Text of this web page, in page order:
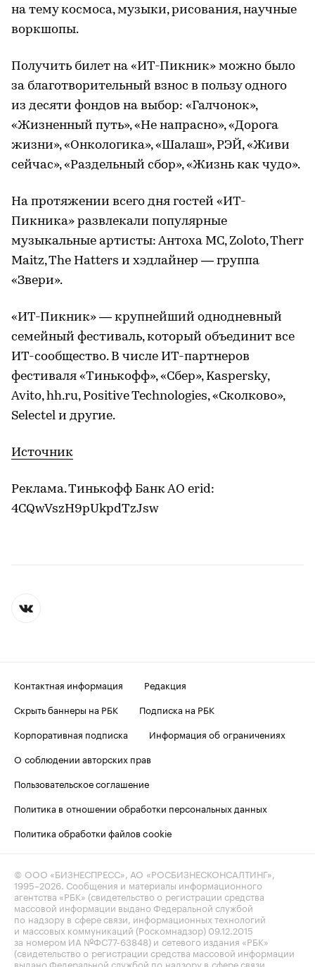
на тему космоса, музыки, рисования, научные
воркшопы.
Получить билет на «ИТ-Пикник» можно было
за благотворительный взнос в пользу одного
из десяти фондов на выбор: «Галчонок»,
«Жизненный путь», «Не напрасно», «Дорога
жизни», «Онкологика», «Шалаш», РЭЙ, «Живи
сейчас», «Раздельный сбор», «Жизнь как чудо».
На протяжении всего дня гостей «ИТ-
Пикника» развлекали популярные
музыкальные артисты: Антоха MC, Zoloto, Therr
Maitz, The Hatters и хэдлайнер — группа
«Звери».
«ИТ-Пикник» — крупнейший однодневный
семейный фестиваль, который объединит все
ИT-сообщество. В числе ИT-партнеров
фестиваля «Тинькофф», «Сбер», Kaspersky,
Avito, hh.ru, Positive Technologies, «Сколково»,
Selectel и другие.
Источник
Реклама. Тинькофф Банк АО erid:
4CQwVszH9pUkpdTzJsw
Контактная информация
Редакция
Скрыть баннеры на РБК
Подписка на РБК
Корпоративная подписка
Информация об ограничениях
О соблюдении авторских прав
Пользовательское соглашение
Политика в отношении обработки персональных данных
Политика обработки файлов cookie
© ООО «БИЗНЕСПРЕСС», АО «РОСБИЗНЕСКОНСАЛТИНГ»,
1995–2026. Сообщения и материалы информационного
агентства «РБК» (свидетельство о регистрации средства
массовой информации выдано Федеральной службой
по надзору в сфере связи, информационных технологий
и массовых коммуникаций (Роскомнадзор) 09.12.2015
за номером ИА №ФС77-63848) и сетевого издания «РБК»
(свидетельство о регистрации средства массовой информации
выдано Федеральной службой по надзору в сфере связи,